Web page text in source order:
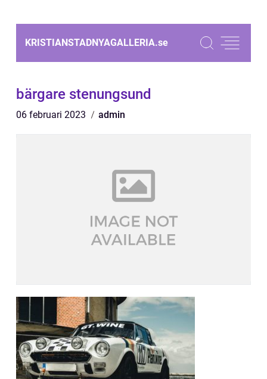
KRISTIANSTADNYAGALLERIA.se
bärgare stenungsund
06 februari 2023 admin